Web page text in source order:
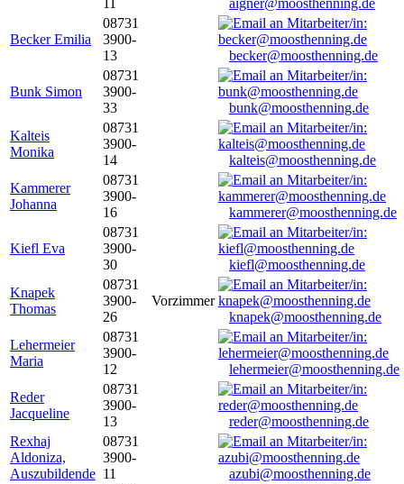
aigner@moosthenning.de
Becker Emilia
08731
3900-
13
becker@moosthenning.de
Bunk Simon
08731
3900-
33
bunk@moosthenning.de
Kalteis
Monika
08731
3900-
14
kalteis@moosthenning.de
Kammerer
Johanna
08731
3900-
16
kammerer@moosthenning.de
Kiefl Eva
08731
3900-
30
kiefl@moosthenning.de
Knapek
Thomas
08731
3900-
26
Vorzimmer
knapek@moosthenning.de
Lehermeier
Maria
08731
3900-
12
lehermeier@moosthenning.de
Reder
Jacqueline
08731
3900-
13
reder@moosthenning.de
Rexhaj
Aldoniza,
Auszubildende
08731
3900-
11
azubi@moosthenning.de